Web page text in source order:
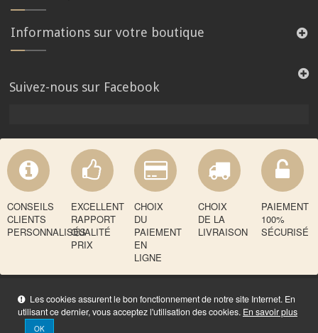
Les cookies assurent le bon fonctionnement de notre site Internet. En
utilisant ce dernier, vous acceptez l'utilisation des cookies. En savoir plus
OK
Informations sur votre boutique
Suivez-nous sur Facebook
CONSEILS
CLIENTS
PERSONNALISÉS
EXCELLENT
RAPPORT
QUALITÉ
PRIX
CHOIX
DU
PAIEMENT
EN
LIGNE
CHOIX
DE LA
LIVRAISON
PAIEMENT
100%
SÉCURISÉ